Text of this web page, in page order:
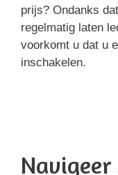
prijs? Ondanks
regelmatig laten
voorkomt u dat u
inschakelen.
Navigeer